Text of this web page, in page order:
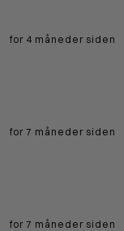
for 4 måneder siden
for 7 måneder siden
for 7 måneder siden